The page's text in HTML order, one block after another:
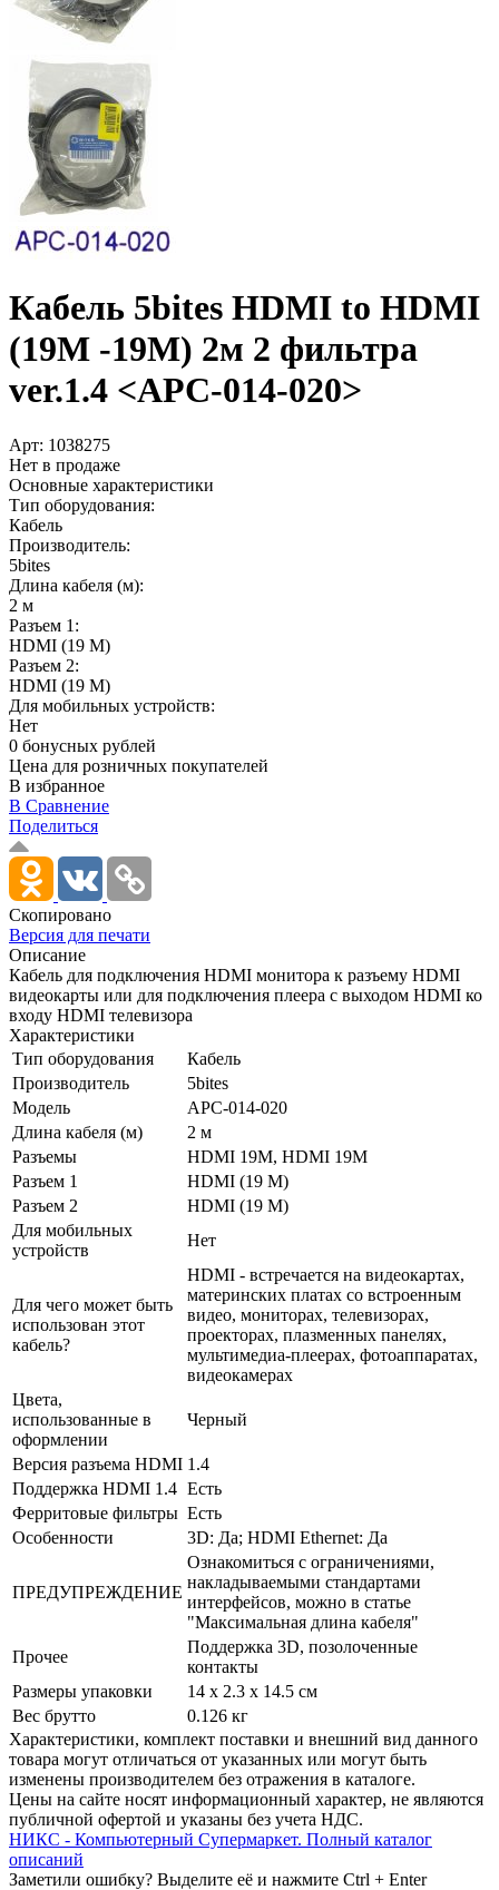
Кабель 5bites HDMI to HDMI
(19M -19M) 2м 2 фильтра
ver.1.4 <APC-014-020>
Арт: 1038275
Нет в продаже
Основные характеристики
Тип оборудования:
Кабель
Производитель:
5bites
Длина кабеля (м):
2 м
Разъем 1:
HDMI (19 M)
Разъем 2:
HDMI (19 M)
Для мобильных устройств:
Нет
0 бонусных рублей
Цена для розничных покупателей
В избранное
В Сравнение
Поделиться
Скопировано
Версия для печати
Описание
Кабель для подключения HDMI монитора к разъему HDMI
видеокарты или для подключения плеера с выходом HDMI ко
входу HDMI телевизора
Характеристики
Тип оборудования
Кабель
Производитель
5bites
Модель
APC-014-020
Длина кабеля (м)
2 м
Разъемы
HDMI 19M, HDMI 19M
Разъем 1
HDMI (19 M)
Разъем 2
HDMI (19 M)
Для мобильных
устройств
Нет
Для чего может быть
использован этот
кабель?
HDMI - встречается на видеокартах,
материнских платах со встроенным
видео, мониторах, телевизорах,
проекторах, плазменных панелях,
мультимедиа-плеерах, фотоаппаратах,
видеокамерах
Цвета,
использованные в
оформлении
Черный
Версия разъема HDMI 1.4
Поддержка HDMI 1.4 Есть
Ферритовые фильтры Есть
Особенности
3D: Да; HDMI Ethernet: Да
ПРЕДУПРЕЖДЕНИЕ
Ознакомиться с ограничениями,
накладываемыми стандартами
интерфейсов, можно в статье
"Максимальная длина кабеля"
Прочее
Поддержка 3D, позолоченные
контакты
Размеры упаковки
14 x 2.3 x 14.5 см
Вес брутто
0.126 кг
Xарактеристики, комплект поставки и внешний вид данного
товара могут отличаться от указанных или могут быть
изменены производителем без отражения в каталоге.
Цены на сайте носят информационный характер, не являются
публичной офертой и указаны без учета НДС.
НИКС - Компьютерный Cупермаркет. Полный каталог
описаний
Заметили ошибку? Выделите её и нажмите Ctrl + Enter